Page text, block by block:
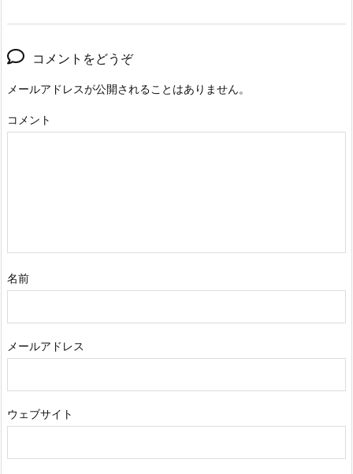
コメントをどうぞ
メールアドレスが公開されることはありません。
コメント
名前
メールアドレス
ウェブサイト